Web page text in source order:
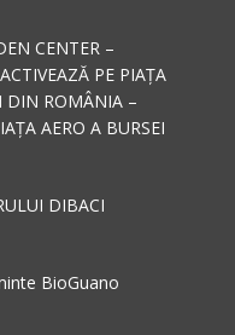
CENTER –
PE PIAȚA
DIN ROMÂNIA –
AERO A BURSEI
DIBACI
BioGuano